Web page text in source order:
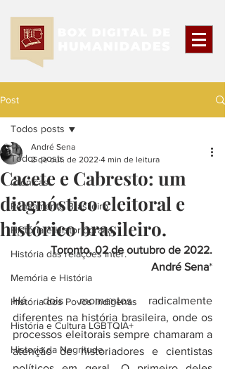
Post
Todos posts
Crônicas
Pensamento Brasileiro
História e Historiografia
História das relações Inter.
Memória e História
História dos Povos Indígenas
História e Cultura LGBTQIA+
Historia da Negritude
Todos posts
Cacete e Cabresto: um
diagnóstico eleitoral e
histórico brasileiro.
André Sena
2 de out. de 2022 4 min de leitura
Toronto, 02 de outubro de 2022.
André Sena*
Há dois momentos radicalmente
diferentes na história brasileira, onde os
processos eleitorais sempre chamaram a
atenção de historiadores e cientistas